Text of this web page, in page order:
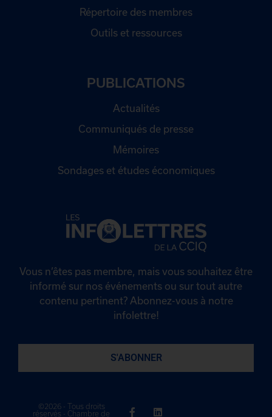
Répertoire des membres
Outils et ressources
PUBLICATIONS
Actualités
Communiqués de presse
Mémoires
Sondages et études économiques
Vous n’êtes pas membre, mais vous souhaitez être
informé sur nos événements ou sur tout autre
contenu pertinent? Abonnez-vous à notre
infolettre!
S'ABONNER
©2026 - Tous droits
réservés - Chambre de